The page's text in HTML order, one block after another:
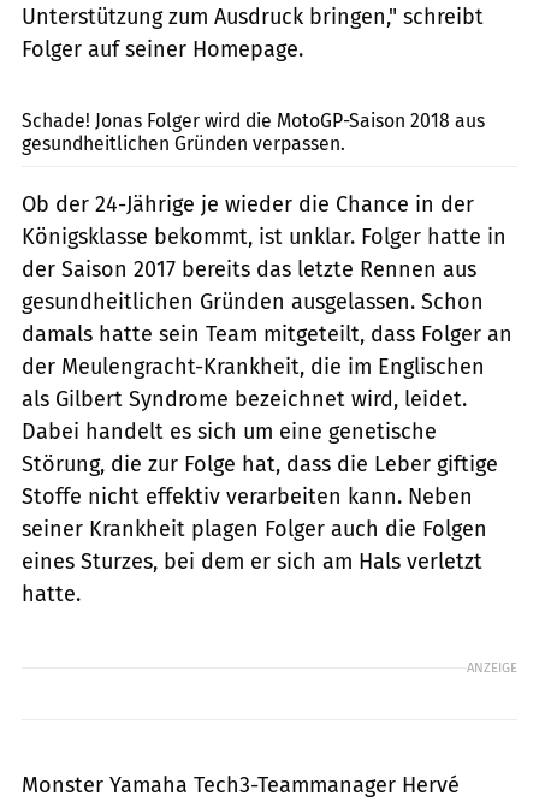
Unterstützung zum Ausdruck bringen," schreibt
Folger auf seiner Homepage.
Schade! Jonas Folger wird die MotoGP-Saison 2018 aus
gesundheitlichen Gründen verpassen.
Ob der 24-Jährige je wieder die Chance in der
Königsklasse bekommt, ist unklar. Folger hatte in
der Saison 2017 bereits das letzte Rennen aus
gesundheitlichen Gründen ausgelassen. Schon
damals hatte sein Team mitgeteilt, dass Folger an
der Meulengracht-Krankheit, die im Englischen
als Gilbert Syndrome bezeichnet wird, leidet.
Dabei handelt es sich um eine genetische
Störung, die zur Folge hat, dass die Leber giftige
Stoffe nicht effektiv verarbeiten kann. Neben
seiner Krankheit plagen Folger auch die Folgen
eines Sturzes, bei dem er sich am Hals verletzt
hatte.
ANZEIGE
Monster Yamaha Tech3-Teammanager Hervé